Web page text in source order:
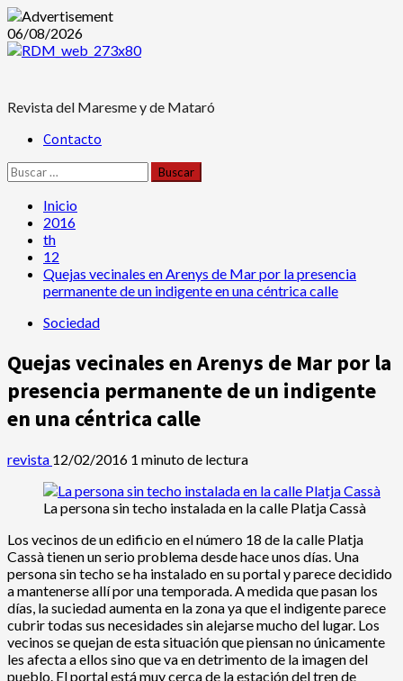
Saltar
al
06/08/2026
Revista del Maresme y de Mataró
Menú Contacto
Buscar:
Inicio
2016
th
12
Quejas vecinales en Arenys de Mar por la presencia
permanente de un indigente en una céntrica calle
Sociedad
Quejas vecinales en Arenys de Mar por la
presencia permanente de un indigente
en una céntrica calle
revista 12/02/2016 1 minuto de lectura
La persona sin techo instalada en la calle Platja Cassà
Los vecinos de un edificio en el número 18 de la calle Platja
Cassà tienen un serio problema desde hace unos días. Una
persona sin techo se ha instalado en su portal y parece decidido
a mantenerse allí por una temporada. A medida que pasan los
días, la suciedad aumenta en la zona ya que el indigente parece
cubrir todas sus necesidades sin alejarse mucho del lugar. Los
vecinos se quejan de esta situación que piensan no únicamente
les afecta a ellos sino que va en detrimento de la imagen del
pueblo. El portal está muy cerca de la estación del tren de